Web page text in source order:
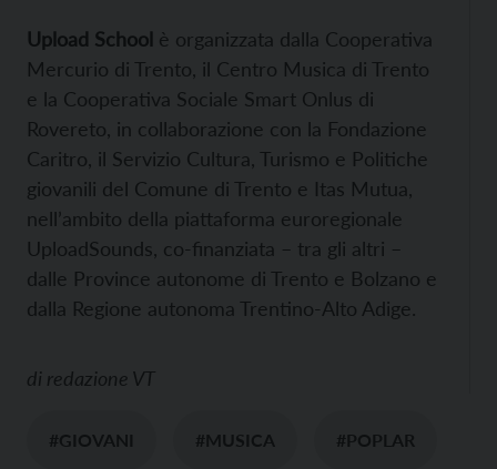
Upload School è organizzata dalla Cooperativa
Mercurio di Trento, il Centro Musica di Trento
e la Cooperativa Sociale Smart Onlus di
Rovereto, in collaborazione con la Fondazione
Caritro, il Servizio Cultura, Turismo e Politiche
giovanili del Comune di Trento e Itas Mutua,
nell’ambito della piattaforma euroregionale
UploadSounds, co-finanziata – tra gli altri –
dalle Province autonome di Trento e Bolzano e
dalla Regione autonoma Trentino-Alto Adige.
di redazione VT
#GIOVANI #MUSICA #POPLAR